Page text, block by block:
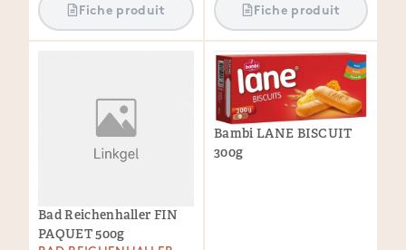
Fiche produit Fiche produit
Bad Reichenhaller FIN
PAQUET 500g
Bambi LANE BISCUIT
300g